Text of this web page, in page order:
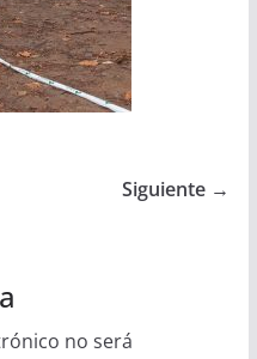
Siguiente →
no será